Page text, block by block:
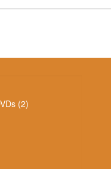
(2)